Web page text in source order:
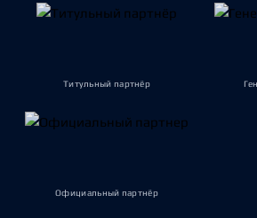
Титульный партнёр
Официальный партнёр